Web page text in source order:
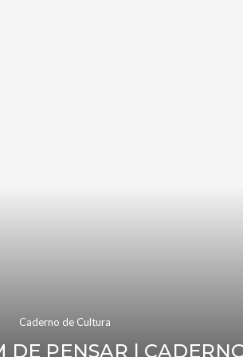
Caderno de Cultura
DE PENSAR |